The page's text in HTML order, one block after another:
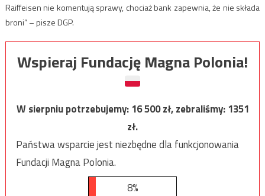
Raiffeisen nie komentują sprawy, chociaż bank zapewnia, że nie składa
broni” – pisze DGP.
Wspieraj Fundację Magna Polonia!
W sierpniu potrzebujemy:16 500zł, zebraliśmy:1351
zł.
Państwa wsparcie jest niezbędne dla funkcjonowania
Fundacji Magna Polonia.
8%